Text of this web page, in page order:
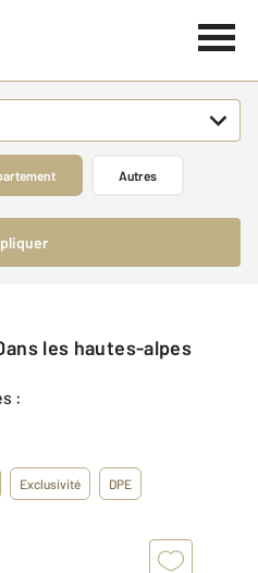
Autres
:
Exclusivité DPE